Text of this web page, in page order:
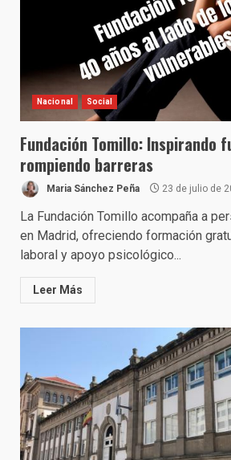
Nacional Social
Fundación Tomillo: Inspirando
rompiendo barreras
Maria Sánchez Peña 23 de julio de
La Fundación Tomillo acompaña a
en Madrid, ofreciendo formación
laboral y apoyo psicológico...
Leer Más